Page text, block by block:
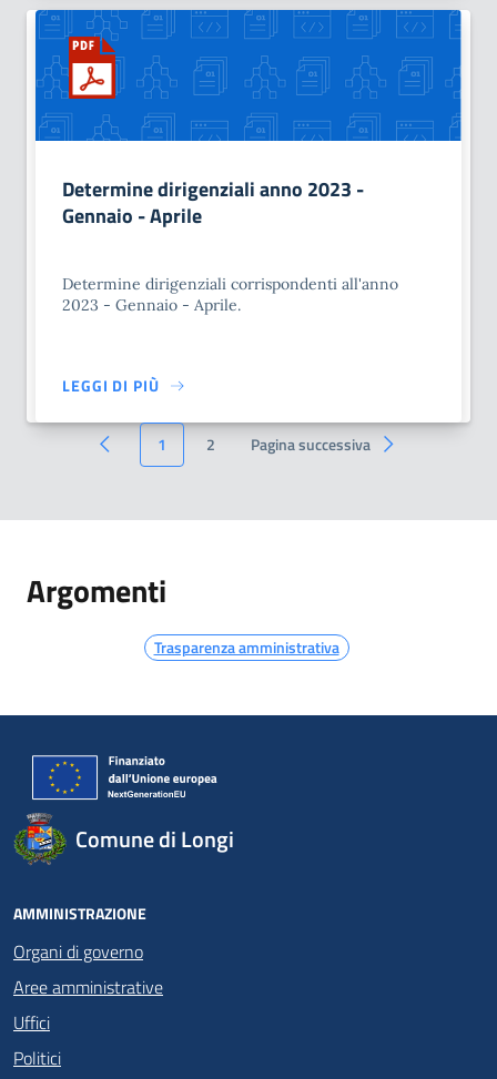
Determine dirigenziali anno 2023 -
Gennaio - Aprile
Determine dirigenziali corrispondenti all'anno
2023 - Gennaio - Aprile.
LEGGI DI PIÙ
1 2 Pagina successiva
Argomenti
Trasparenza amministrativa
Comune di Longi
AMMINISTRAZIONE
Organi di governo
Aree amministrative
Uffici
Politici